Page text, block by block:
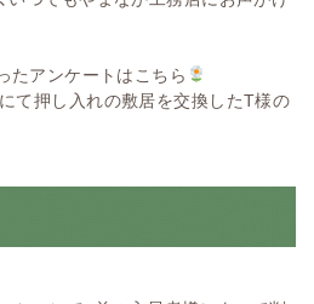
たアンケートはこちら
て押し入れの敷居を交換したT様の